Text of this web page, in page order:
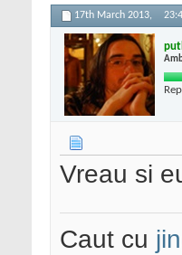
17th March 2013,
Vreau si
Caut cu